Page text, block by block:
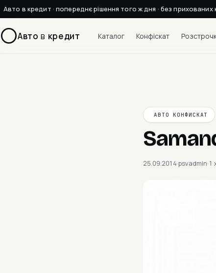
Авто в кредит · попереднє рішення того ж дня · без прихованих
Авто в кредит Каталог Конфіскат
АВТО КОНФИСКАТ
25.09.2014·psvadmin·1